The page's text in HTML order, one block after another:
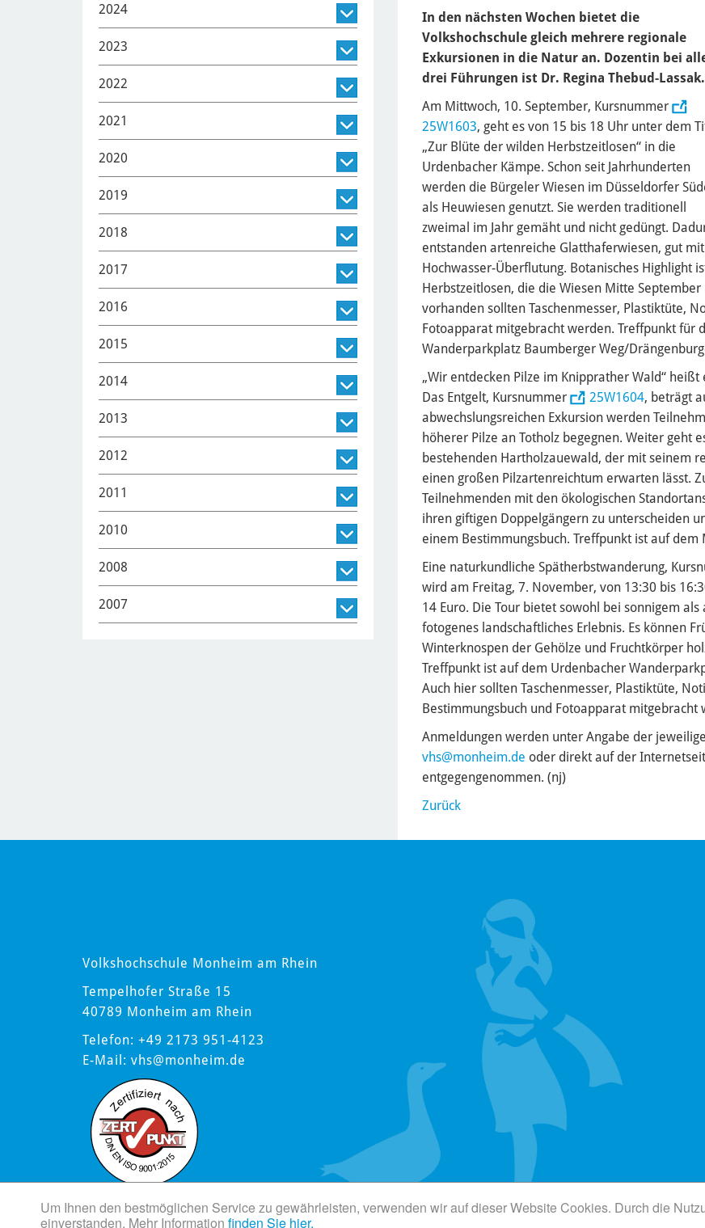
Um Ihnen den bestmöglichen Service zu gewährleisten, verwenden wir auf dieser Website Cookies. Durch die
einverstanden. Mehr Information finden Sie hier.
In den nächsten Wochen bietet die
Volkshochschule gleich mehrere regionale
Exkursionen in die Natur an. Dozentin bei
drei Führungen ist Dr. Regina Thebud-Lassak.
Am Mittwoch, 10. September, Kursnummer
25W1603, geht es von 15 bis 18 Uhr unter dem
„Zur Blüte der wilden Herbstzeitlosen“ in die
Urdenbacher Kämpe. Schon seit Jahrhunderten
werden die Bürgeler Wiesen im Düsseldorfer
als Heuwiesen genutzt. Sie werden traditionell
zweimal im Jahr gemäht und nicht gedüngt.
entstanden artenreiche Glatthaferwiesen, gut
Hochwasser-Überflutung. Botanisches Highlight
Herbstzeitlosen, die die Wiesen Mitte
vorhanden sollten Taschenmesser, Plastiktüte,
Fotoapparat mitgebracht werden. Treffpunkt für
Wanderparkplatz Baumberger Weg/
„Wir entdecken Pilze im Knipprather Wald“
Das Entgelt, Kursnummer
25W1604, beträgt
abwechslungsreichen Exkursion werden
höherer Pilze an Totholz begegnen. Weiter geht
bestehenden Hartholzauewald, der mit seinem
einen großen Pilzartenreichtum erwarten lässt.
Teilnehmenden mit den ökologischen
ihren giftigen Doppelgängern zu unterscheiden
einem Bestimmungsbuch. Treffpunkt ist auf
Eine naturkundliche Spätherbstwanderung,
wird am Freitag, 7. November, von 13:30 bis
14 Euro. Die Tour bietet sowohl bei sonnigem
fotogenes landschaftliches Erlebnis. Es können
Winterknospen der Gehölze und Fruchtkörper
Treffpunkt ist auf dem Urdenbacher
Auch hier sollten Taschenmesser, Plastiktüte,
Bestimmungsbuch und Fotoapparat mitgebracht
Anmeldungen werden unter Angabe der
vhs@monheim.de oder direkt auf der
entgegengenommen. (nj)
Zurück
2024
2023
2022
2021
2020
2019
2018
2017
2016
2015
2014
2013
2012
2011
2010
2008
2007
Volkshochschule Monheim am Rhein
Tempelhofer Straße 15
40789 Monheim am Rhein
Telefon: +49 2173 951-4123
E-Mail: vhs@monheim.de